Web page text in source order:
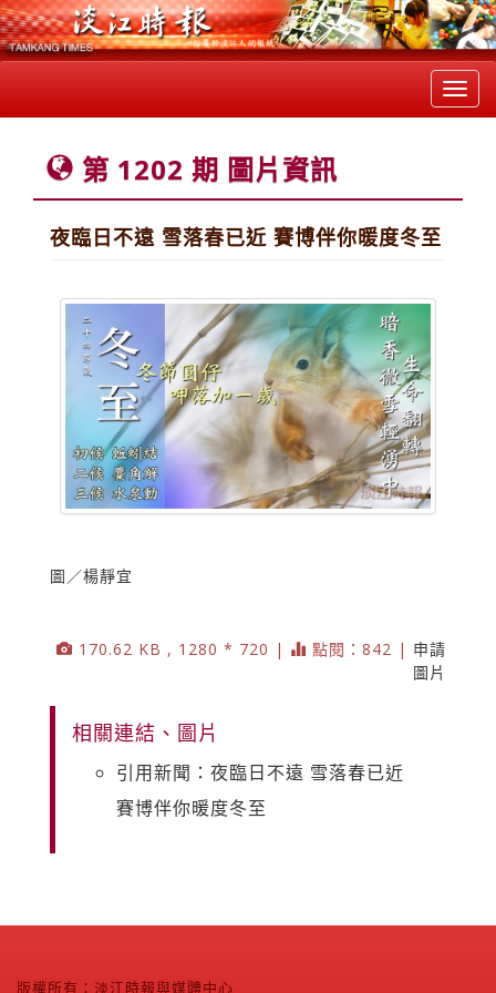
第 1202 期 圖片資訊
夜臨日不遠 雪落春已近 賽博伴你暖度冬至
圖／楊靜宜
170.62 KB , 1280 * 720 | 點閱：842 | 申請
圖片
相關連結、圖片
引用新聞：夜臨日不遠 雪落春已近
賽博伴你暖度冬至
版權所有：淡江時報與媒體中心